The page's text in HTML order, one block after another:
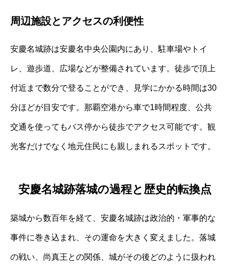
周辺施設とアクセスの利便性
安慶名城跡は安慶名中央公園内にあり、駐車場やトイ
レ、遊歩道、広場などが整備されています。徒歩で頂上
付近まで数分で登ることができ、見学にかかる時間は30
分ほどが目安です。那覇空港から車で1時間程度、公共
交通を使ってもバス停から徒歩でアクセス可能です。観
光客だけでなく地元住民にも親しまれるスポットです。
安慶名城跡落城の過程と歴史的転換点
築城から数百年を経て、安慶名城跡は政治的・軍事的な
事件に巻き込まれ、その運命を大きく変えました。落城
の戦い、尚真王との関係、城がその後どのように扱われ